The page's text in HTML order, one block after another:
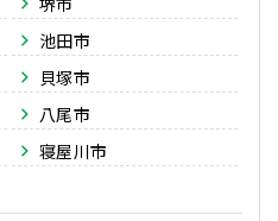
池田市
貝塚市
八尾市
寝屋川市